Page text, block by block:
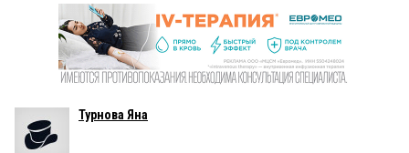
Турнова Яна